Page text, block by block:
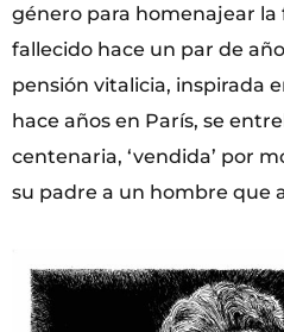
género para homenajear la
fallecido hace un par de
pensión vitalicia, inspirada
hace años en París, se
centenaria, ‘vendida’ por
su padre a un hombre que